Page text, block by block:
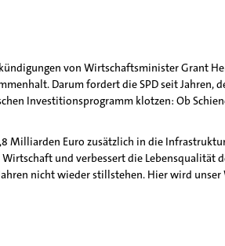
von Wirtschaftsminister Grant
Darum fordert die SPD seit Jahren,
Investitionsprogramm klotzen: Ob
Milliarden Euro zusätzlich in die
und verbessert die Lebensqualität
nicht wieder stillstehen. Hier wird